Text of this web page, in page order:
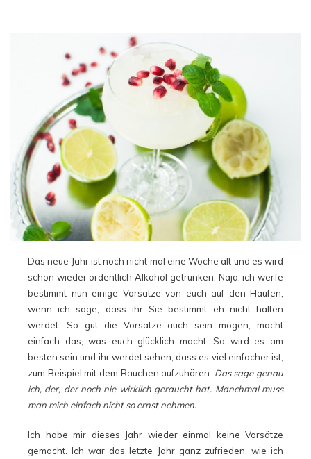
Das neue Jahr ist noch nicht mal eine Woche alt und es wird
schon wieder ordentlich Alkohol getrunken. Naja, ich werfe
bestimmt nun einige Vorsätze von euch auf den Haufen,
wenn ich sage, dass ihr Sie bestimmt eh nicht halten
werdet. So gut die Vorsätze auch sein mögen, macht
einfach das, was euch glücklich macht. So wird es am
besten sein und ihr werdet sehen, dass es viel einfacher ist,
zum Beispiel mit dem Rauchen aufzuhören. Das sage genau
ich, der, der noch nie wirklich geraucht hat. Manchmal muss
man mich einfach nicht so ernst nehmen.
Ich habe mir dieses Jahr wieder einmal keine Vorsätze
gemacht. Ich war das letzte Jahr ganz zufrieden, wie ich